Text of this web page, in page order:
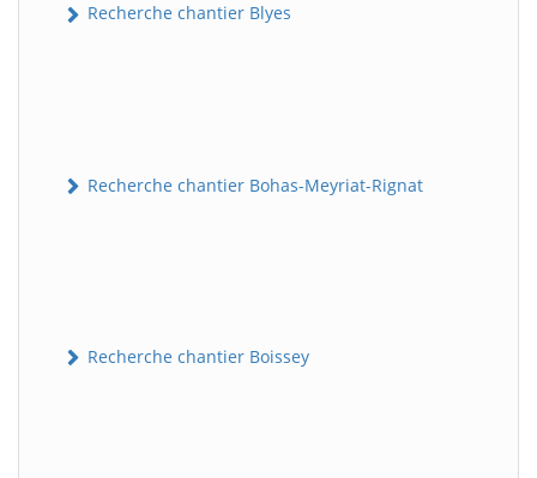
Recherche chantier Blyes
Recherche chantier Bohas-Meyriat-Rignat
Recherche chantier Boissey